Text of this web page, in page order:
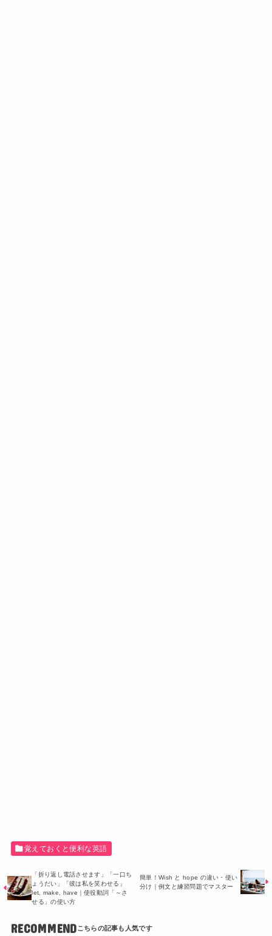
覚えておくと便利な英語
「折り返し電話させます」「一口ち
ょうだい」「彼は私を笑わせる」
let, make, have｜使役動詞「～さ
せる」の使い方
簡単！Wish と hope の違い・使い
分け｜例文と練習問題でマスター
RECOMMEND